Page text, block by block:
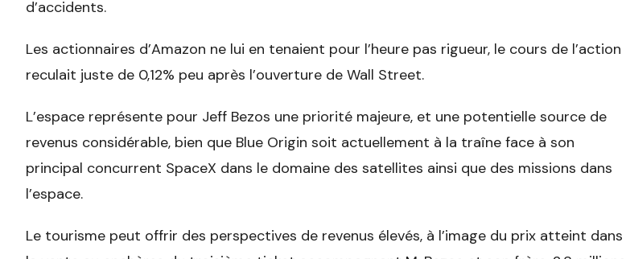
d’accidents.
Les actionnaires d’Amazon ne lui en tenaient pour l’heure pas rigueur, le cours de l’action
reculait juste de 0,12% peu après l’ouverture de Wall Street.
L’espace représente pour Jeff Bezos une priorité majeure, et une potentielle source de
revenus considérable, bien que Blue Origin soit actuellement à la traîne face à son
principal concurrent SpaceX dans le domaine des satellites ainsi que des missions dans
l’espace.
Le tourisme peut offrir des perspectives de revenus élevés, à l’image du prix atteint dans